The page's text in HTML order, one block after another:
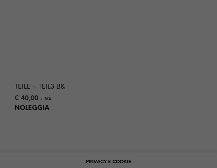
TEILE – TEIL3 B&
€ 40,00 + IVA
NOLEGGIA
PRIVACY E COOKIE